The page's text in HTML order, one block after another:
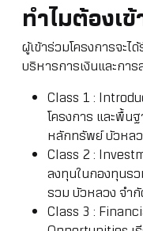
ทำไมต้องเ
ผู้เข้าร่วมโครงการจะไ
บริหารการเงินและกา
Class 1 :
โครงการ และพื้น
หลักทรัพย์ บัวหล
Class 2 :
ลงทุนในกองทุนร
รวม บัวหลวง จำ
Class 3 :